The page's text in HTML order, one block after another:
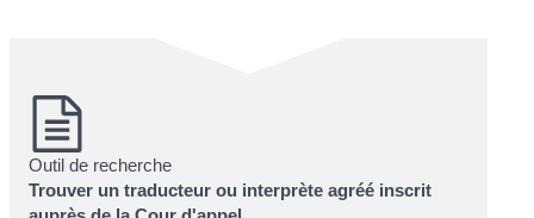
Outil de recherche
Trouver un traducteur ou interprète agréé inscrit